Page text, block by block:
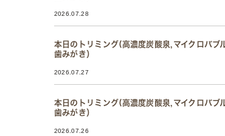
2026.07.28
本日のトリミング(高濃度炭酸泉,マイクロバブ
歯みがき）
2026.07.27
本日のトリミング(高濃度炭酸泉,マイクロバブ
歯みがき）
2026.07.26